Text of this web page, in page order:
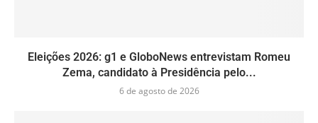
Eleições 2026: g1 e GloboNews entrevistam Romeu
Zema, candidato à Presidência pelo...
6 de agosto de 2026